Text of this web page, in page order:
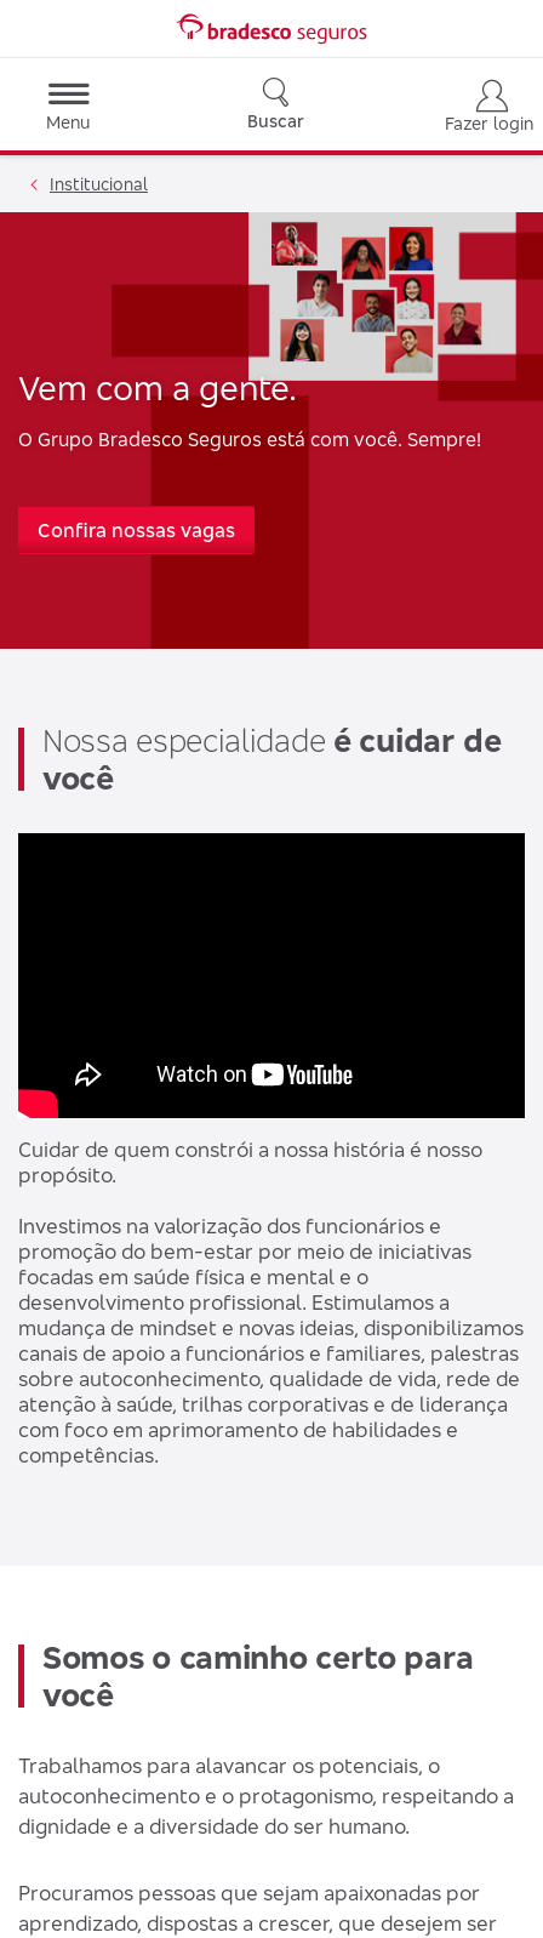
Menu Buscar Fazer login
Institucional
Vem com a gente.
O Grupo Bradesco Seguros está com você. Sempre!
Confira nossas vagas
Nossa especialidade é cuidar de
você
Cuidar de quem constrói a nossa história é nosso
propósito.
Investimos na valorização dos funcionários e
promoção do bem-estar por meio de iniciativas
focadas em saúde física e mental e o
desenvolvimento profissional. Estimulamos a
mudança de mindset e novas ideias, disponibilizamos
canais de apoio a funcionários e familiares, palestras
sobre autoconhecimento, qualidade de vida, rede de
atenção à saúde, trilhas corporativas e de liderança
com foco em aprimoramento de habilidades e
competências.
Somos o caminho certo para
você
Trabalhamos para alavancar os potenciais, o
autoconhecimento e o protagonismo, respeitando a
dignidade e a diversidade do ser humano.
Procuramos pessoas que sejam apaixonadas por
aprendizado, dispostas a crescer, que desejem ser